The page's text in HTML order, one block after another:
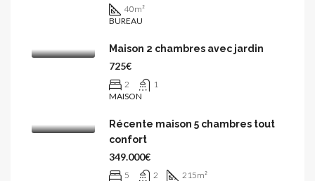
40m²
BUREAU
Maison 2 chambres avec jardin
725€
2
1
MAISON
Récente maison 5 chambres tout
confort
349.000€
5 2 215m²